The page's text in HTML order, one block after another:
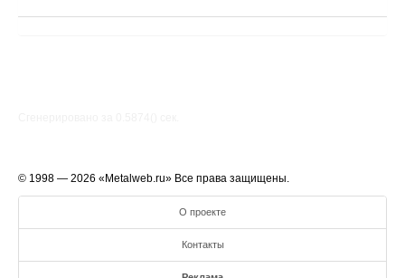
© 1998 — 2026 «Metalweb.ru» Все права защищены.
О проекте
Контакты